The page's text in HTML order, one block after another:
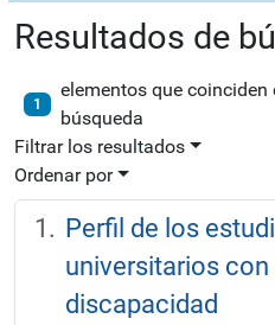
Resultados de
1
elementos que
búsqueda
Filtrar los resultados
Ordenar por
Perfil de los
universitarios con
discapacidad